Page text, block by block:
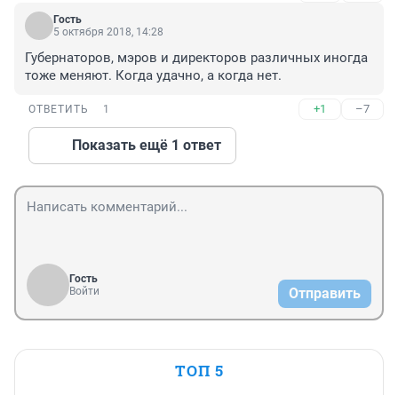
Гость
5 октября 2018, 14:28
Губернаторов, мэров и директоров различных иногда
тоже меняют. Когда удачно, а когда нет.
ОТВЕТИТЬ 1 +1 –7
Показать ещё 1 ответ
Гость
Войти
Отправить
ТОП 5